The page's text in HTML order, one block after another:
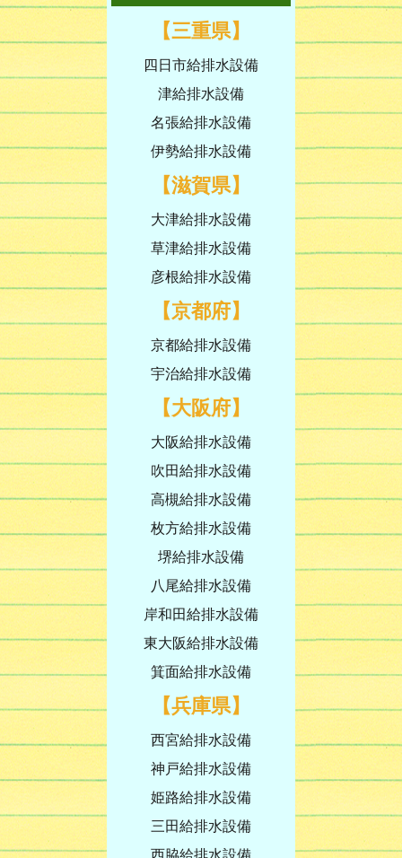
【三重県】
四日市給排水設備
津給排水設備
名張給排水設備
伊勢給排水設備
【滋賀県】
大津給排水設備
草津給排水設備
彦根給排水設備
【京都府】
京都給排水設備
宇治給排水設備
【大阪府】
大阪給排水設備
吹田給排水設備
高槻給排水設備
枚方給排水設備
堺給排水設備
八尾給排水設備
岸和田給排水設備
東大阪給排水設備
箕面給排水設備
【兵庫県】
西宮給排水設備
神戸給排水設備
姫路給排水設備
三田給排水設備
西脇給排水設備